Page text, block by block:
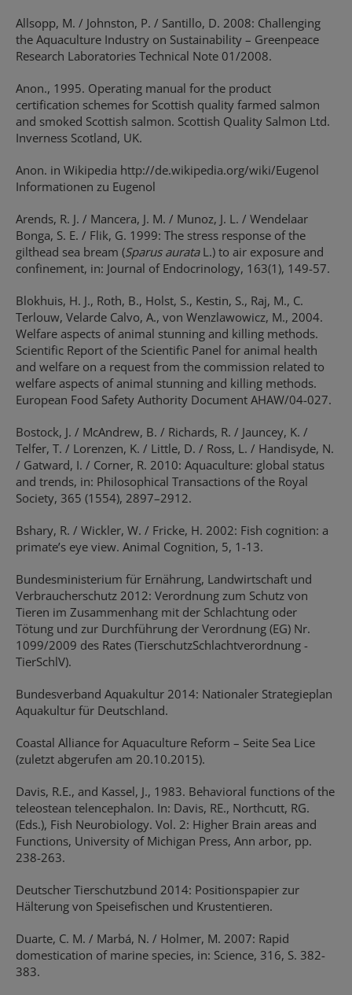
Allsopp, M. / Johnston, P. / Santillo, D. 2008: Challenging
the Aquaculture Industry on Sustainability – Greenpeace
Research Laboratories Technical Note 01/2008.
Anon., 1995. Operating manual for the product
certification schemes for Scottish quality farmed salmon
and smoked Scottish salmon. Scottish Quality Salmon Ltd.
Inverness Scotland, UK.
Anon. in Wikipedia http://de.wikipedia.org/wiki/Eugenol
Informationen zu Eugenol
Arends, R. J. / Mancera, J. M. / Munoz, J. L. / Wendelaar
Bonga, S. E. / Flik, G. 1999: The stress response of the
gilthead sea bream (Sparus aurataL.) to air exposure and
confinement, in: Journal of Endocrinology, 163(1), 149-57.
Blokhuis, H. J., Roth, B., Holst, S., Kestin, S., Raj, M., C.
Terlouw, Velarde Calvo, A., von Wenzlawowicz, M., 2004.
Welfare aspects of animal stunning and killing methods.
Scientific Report of the Scientific Panel for animal health
and welfare on a request from the commission related to
welfare aspects of animal stunning and killing methods.
European Food Safety Authority Document AHAW/04-027.
Bostock, J. / McAndrew, B. / Richards, R. / Jauncey, K. /
Telfer, T. / Lorenzen, K. / Little, D. / Ross, L. / Handisyde, N.
/ Gatward, I. / Corner, R. 2010: Aquaculture: global status
and trends, in: Philosophical Transactions of the Royal
Society, 365 (1554), 2897–2912.
Bshary, R. / Wickler, W. / Fricke, H. 2002: Fish cognition: a
primate’s eye view. Animal Cognition, 5, 1-13.
Bundesministerium für Ernährung, Landwirtschaft und
Verbraucherschutz 2012: Verordnung zum Schutz von
Tieren im Zusammenhang mit der Schlachtung oder
Tötung und zur Durchführung der Verordnung (EG) Nr.
1099/2009 des Rates (TierschutzSchlachtverordnung -
TierSchlV).
Bundesverband Aquakultur 2014: Nationaler Strategieplan
Aquakultur für Deutschland.
Coastal Alliance for Aquaculture Reform – Seite Sea Lice
(zuletzt abgerufen am 20.10.2015).
Davis, R.E., and Kassel, J., 1983. Behavioral functions of the
teleostean telencephalon. In: Davis, RE., Northcutt, RG.
(Eds.), Fish Neurobiology. Vol. 2: Higher Brain areas and
Functions, University of Michigan Press, Ann arbor, pp.
238-263.
Deutscher Tierschutzbund 2014: Positionspapier zur
Hälterung von Speisefischen und Krustentieren.
Duarte, C. M. / Marbá, N. / Holmer, M. 2007: Rapid
domestication of marine species, in: Science, 316, S. 382-
383.